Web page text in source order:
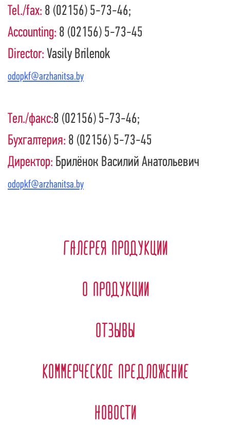
Tel./fax: 8 (02156) 5-73-46;
Accounting: 8 (02156) 5-73-45
Director: Vasily Brilenok
odopkf@arzhanitsa.by
Тел./факс:8 (02156) 5-73-46;
Бухгалтерия: 8 (02156) 5-73-45
Директор: Брилёнок Василий Анатольевич
odopkf@arzhanitsa.by
Галерея продукции
О продукции
Отзывы
Коммерческое предложение
Новости